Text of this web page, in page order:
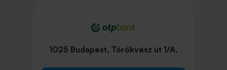
1025 Budapest, Törökvész út 1/A.